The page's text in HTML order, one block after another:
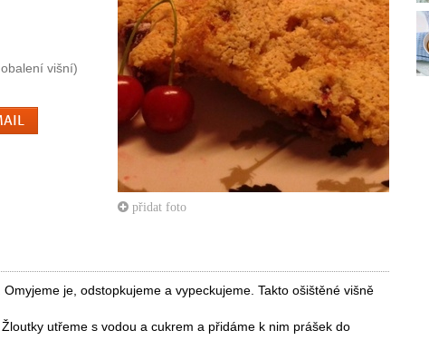
přidat foto
višní)
je, odstopkujeme a vypeckujeme. Takto ošištěné višně
utřeme s vodou a cukrem a přidáme k nim prášek do